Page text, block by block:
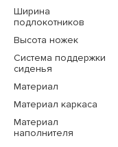
Ширина
подлокотников
Высота ножек
Система поддержки
сиденья
Материал
Материал каркаса
Материал
наполнителя